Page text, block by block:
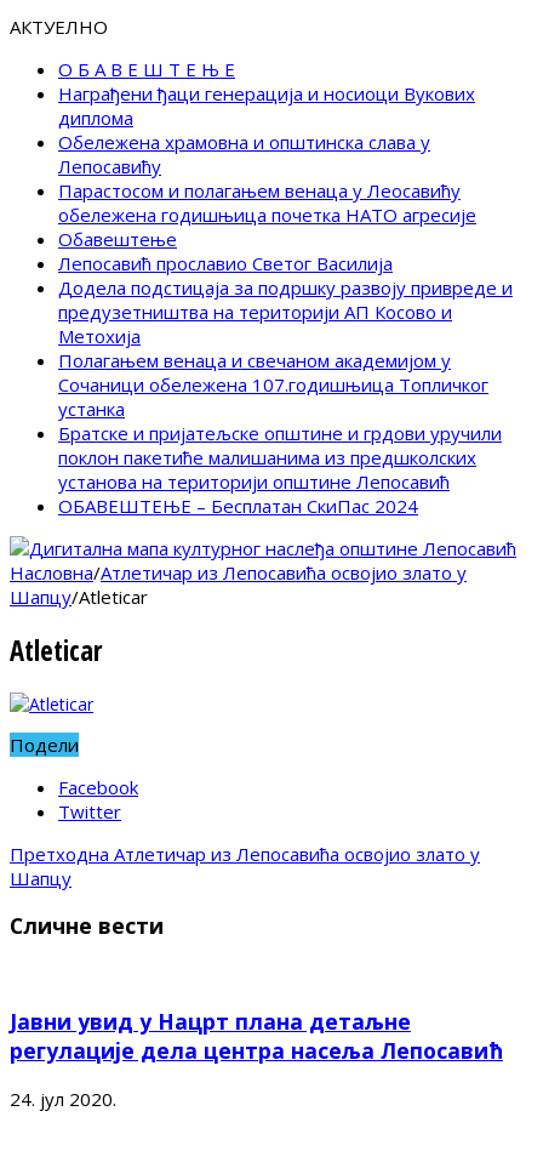
АКТУЕЛНО
О Б А В Е Ш Т Е Њ Е
Награђени ђаци генерација и носиоци Вукових
диплома
Обележена храмовна и општинска слава у
Лепосавићу
Парастосом и полагањем венаца у Леосавићу
обележена годишњица почетка НАТО агресије
Обавештење
Лепосавић прославио Светог Василија
Додела подстицаја за подршку развоју привреде и
предузетништва на територији АП Косово и
Метохија
Полагањем венаца и свечаном академијом у
Сочаници обележена 107.годишњица Топличког
устанка
Братске и пријатељске општине и грдови уручили
поклон пакетиће малишанима из предшколских
установа на територији општине Лепосавић
ОБАВЕШТЕЊЕ – Бесплатан СкиПас 2024
Насловна/Атлетичар из Лепосавића освојио злато у
Шапцу/Atleticar
Atleticar
Подели
Facebook
Twitter
Претходна Атлетичар из Лепосавића освојио злато у
Шапцу
Сличне вести
Јавни увид у Нацрт плана детаљне
регулације дела центра насеља Лепосавић
24. јул 2020.